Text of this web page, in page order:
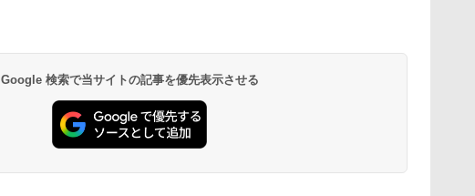
Google 検索で当サイトの記事を優先表示させる